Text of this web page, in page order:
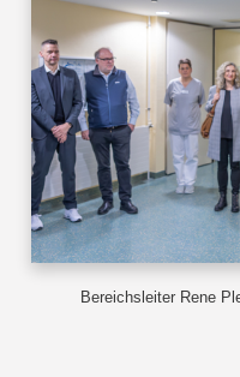
Bereichsleiter Rene